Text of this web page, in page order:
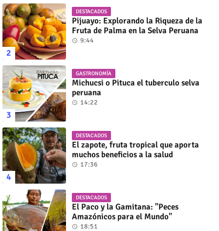
DESTACADOS
Pijuayo: Explorando la Riqueza de la
Fruta de Palma en la Selva Peruana
9:44
GASTRONOMÍA
Michucsi o Pituca el tuberculo selva
peruana
14:22
DESTACADOS
El zapote, fruta tropical que aporta
muchos beneficios a la salud
17:36
DESTACADOS
El Paco y la Gamitana: "Peces
Amazónicos para el Mundo"
18:51